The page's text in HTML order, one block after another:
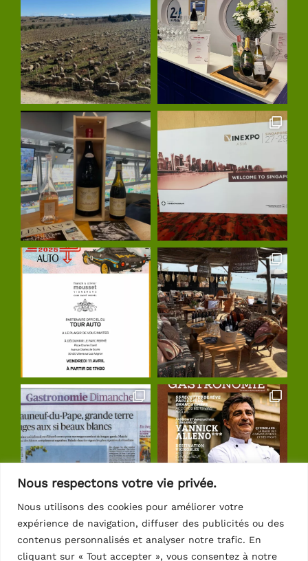
Nous respectons votre vie privée.
Nous utilisons des cookies pour améliorer votre
expérience de navigation, diffuser des publicités ou des
contenus personnalisés et analyser notre trafic. En
cliquant sur « Tout accepter », vous consentez à notre
Suivre sur Instagram